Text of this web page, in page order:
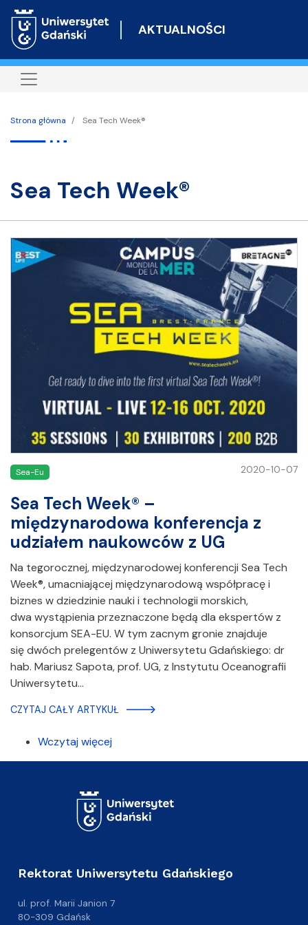
do
AKTUALNOŚCI
Strona główna Sea Tech Week®
Sea Tech Week®
Sea-Eu 2020-10-07
Sea Tech Week® –
międzynarodowa konferencja z
udziałem naukowców z UG
Na tegorocznej, międzynarodowej konferencji Sea Tech
Week®, umacniającej międzynarodową współpracę i
biznes w dziedzinie nauki i technologii morskich,
dwa wystąpienia przeznaczone będą dla ekspertów z
konsorcjum SEA-EU. W tym zacnym gronie znajduje
się dwóch prelegentów z Uniwersytetu Gdańskiego: dr
hab. Mariusz Sapota, prof. UG, z Instytutu Oceanografii
Uniwersytetu…
CZYTAJ CAŁY ARTYKUŁ
Wczytaj więcej
Rektorat Uniwersytetu Gdańskiego
ul. prof. Marii Janion 7
80-309 Gdańsk